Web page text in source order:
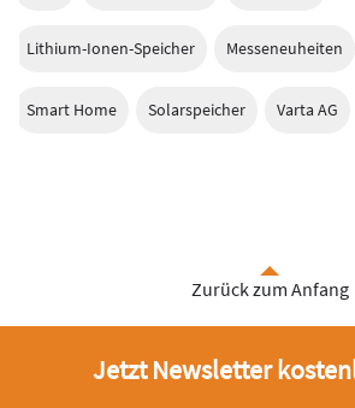
Lithium-Ionen-Speicher Messeneuheiten
Smart Home Solarspeicher Varta AG
Zurück zum Anfang
Jetzt Newsletter